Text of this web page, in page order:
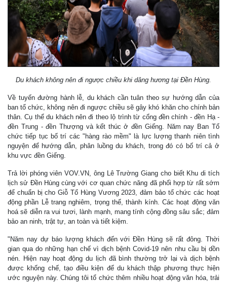
Du khách không nên đi ngược chiều khi dâng hương tại Đền Hùng.
Về tuyến đường hành lễ, du khách cần tuân theo sự hướng dẫn của
ban tổ chức, không nên đi ngược chiều sẽ gây khó khăn cho chính bản
thân. Cụ thể du khách nên đi theo lộ trình từ cổng đền chính - đền Hạ -
đền Trung - đền Thượng và kết thúc ở đền Giếng. Năm nay Ban Tổ
chức tiếp tục bố trí các "hàng rào mềm" là lực lượng thanh niên tình
nguyện để hướng dẫn, phân luồng du khách, trong đó có bố trí cả ở
khu vực đền Giếng.
Trả lời phóng viên VOV.VN, ông Lê Trường Giang cho biết Khu di tích
lịch sử Đền Hùng cùng với cơ quan chức năng đã phối hợp từ rất sớm
để chuẩn bị cho Giỗ Tổ Hùng Vương 2023, đảm bảo tổ chức các hoạt
động phần Lễ trang nghiêm, trọng thể, thành kính. Các hoạt động văn
hoá sẽ diễn ra vui tươi, lành mạnh, mang tính cộng đồng sâu sắc; đảm
bảo an ninh, trật tự, an toàn và tiết kiệm.
"Năm nay dự báo lượng khách đến với Đền Hùng sẽ rất đông. Thời
gian qua do những hạn chế vì dịch bệnh Covid-19 nên nhu cầu bị dồn
nén. Hiện nay hoạt động du lịch đã bình thường trở lại và dịch bệnh
được khống chế, tạo điều kiện để du khách thập phương thực hiện
ước nguyện này. Chúng tôi tổ chức thêm nhiều hoạt động văn hóa, trải